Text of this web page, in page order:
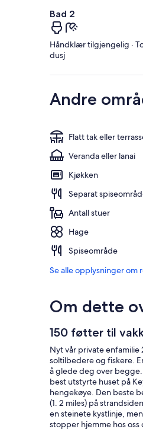
Bad 2
Håndklær tilgjengelig ·
dusj
Andre
Flatt tak eller
Veranda eller lanai
Kjøkken
Separat
Antall stuer
Hage
Spiseområde
Se alle opplysninger om
Om dette
150 føtter til
Nyt vår private
soltilbedere og fiskere.
å glede deg over begge.
best utstyrte huset på
hengekøye. Den beste
(1. 2 miles) på
en steinete kystlinje,
stopper hjemme hos